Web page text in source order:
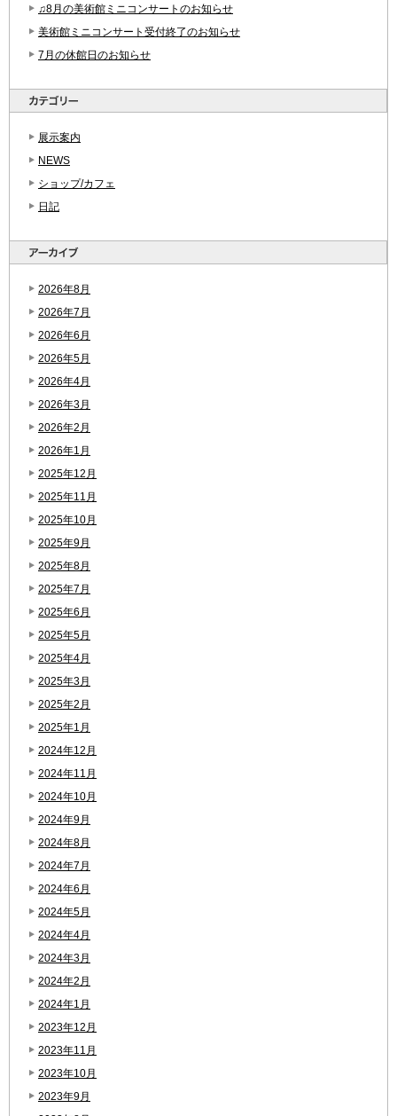
♫8月の美術館ミニコンサートのお知らせ
美術館ミニコンサート受付終了のお知らせ
7月の休館日のお知らせ
展示案内
NEWS
ショップ/カフェ
日記
2026年8月
2026年7月
2026年6月
2026年5月
2026年4月
2026年3月
2026年2月
2026年1月
2025年12月
2025年11月
2025年10月
2025年9月
2025年8月
2025年7月
2025年6月
2025年5月
2025年4月
2025年3月
2025年2月
2025年1月
2024年12月
2024年11月
2024年10月
2024年9月
2024年8月
2024年7月
2024年6月
2024年5月
2024年4月
2024年3月
2024年2月
2024年1月
2023年12月
2023年11月
2023年10月
2023年9月